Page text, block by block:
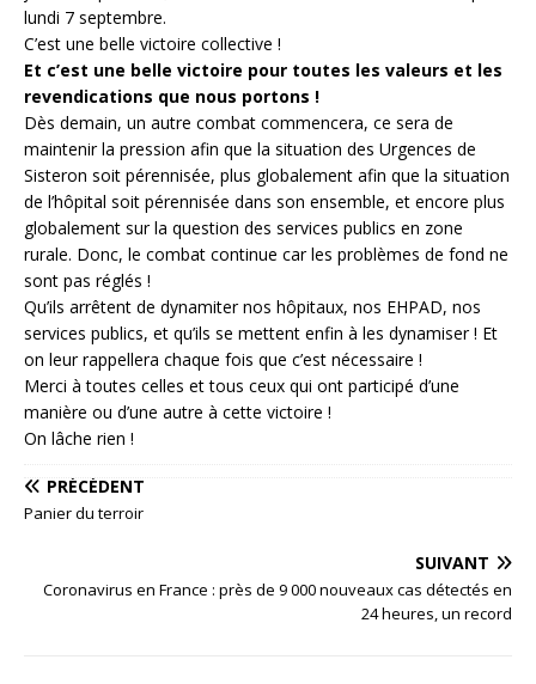
lundi 7 septembre.
C’est une belle victoire collective !
Et c’est une belle victoire pour toutes les valeurs et les
revendications que nous portons !
Dès demain, un autre combat commencera, ce sera de
maintenir la pression afin que la situation des Urgences de
Sisteron soit pérennisée, plus globalement afin que la situation
de l’hôpital soit pérennisée dans son ensemble, et encore plus
globalement sur la question des services publics en zone
rurale. Donc, le combat continue car les problèmes de fond ne
sont pas réglés !
Qu’ils arrêtent de dynamiter nos hôpitaux, nos EHPAD, nos
services publics, et qu’ils se mettent enfin à les dynamiser ! Et
on leur rappellera chaque fois que c’est nécessaire !
Merci à toutes celles et tous ceux qui ont participé d’une
manière ou d’une autre à cette victoire !
On lâche rien !
PRÉCÉDENT
Panier du terroir
SUIVANT
Coronavirus en France : près de 9 000 nouveaux cas détectés en
24 heures, un record